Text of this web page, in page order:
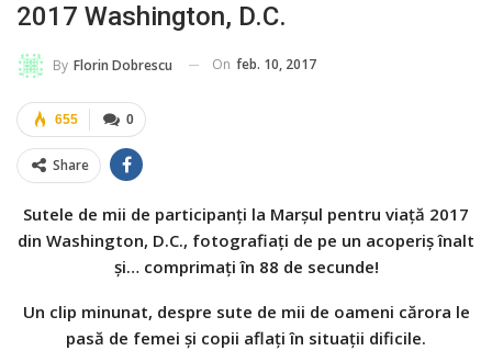
2017 Washington, D.C.
By Florin Dobrescu On feb. 10, 2017
0
655
Share
Sutele de mii de participanți la Marșul pentru viață 2017
din Washington, D.C., fotografiați de pe un acoperiș înalt
și… comprimați în 88 de secunde!
Un clip minunat, despre sute de mii de oameni cărora le
pasă de femei și copii aflați în situații dificile.